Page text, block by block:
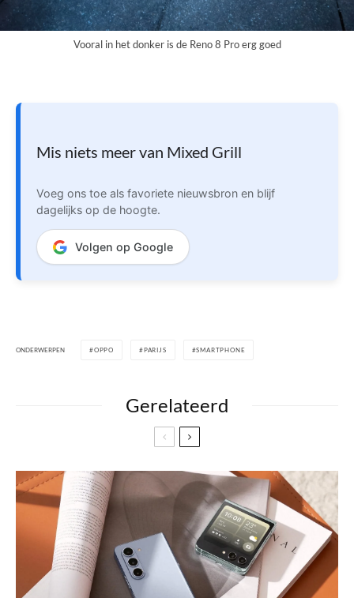
Vooral in het donker is de Reno 8 Pro erg goed
Mis niets meer van Mixed Grill
Voeg ons toe als favoriete nieuwsbron en blijf
dagelijks op de hoogte.
Volgen op Google
ONDERWERPEN OPPO PARIJS SMARTPHONE
Gerelateerd